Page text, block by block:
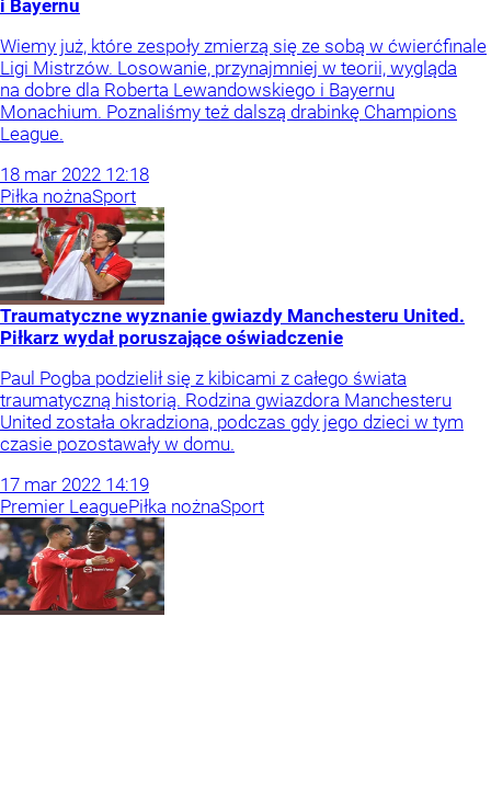
i Bayernu
Wiemy już, które zespoły zmierzą się ze sobą w ćwierćfinale
Ligi Mistrzów. Losowanie, przynajmniej w teorii, wygląda
na dobre dla Roberta Lewandowskiego i Bayernu
Monachium. Poznaliśmy też dalszą drabinkę Champions
League.
18 mar 2022 12:18
Piłka nożnaSport
Traumatyczne wyznanie gwiazdy Manchesteru United.
Piłkarz wydał poruszające oświadczenie
Paul Pogba podzielił się z kibicami z całego świata
traumatyczną historią. Rodzina gwiazdora Manchesteru
United została okradziona, podczas gdy jego dzieci w tym
czasie pozostawały w domu.
17 mar 2022 14:19
Premier LeaguePiłka nożnaSport